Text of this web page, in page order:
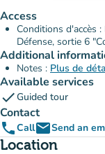
Access
Conditions d'accès
Défense, sortie 6
Additional
Notes : Plus de
Available services
checkGuided tour
Contact
phoneCallemailSend an
Location